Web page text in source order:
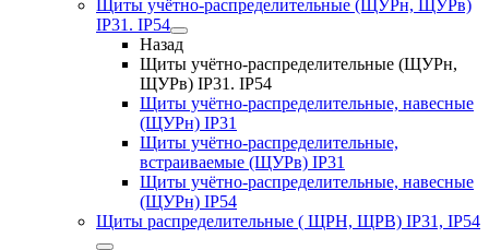
Щиты учётно-распределительные (ЩУРн, ЩУРв)
IP31. IP54
Назад
Щиты учётно-распределительные (ЩУРн,
ЩУРв) IP31. IP54
Щиты учётно-распределительные, навесные
(ЩУРн) IP31
Щиты учётно-распределительные,
встраиваемые (ЩУРв) IP31
Щиты учётно-распределительные, навесные
(ЩУРн) IP54
Щиты распределительные ( ЩРН, ЩРВ) IP31, IP54